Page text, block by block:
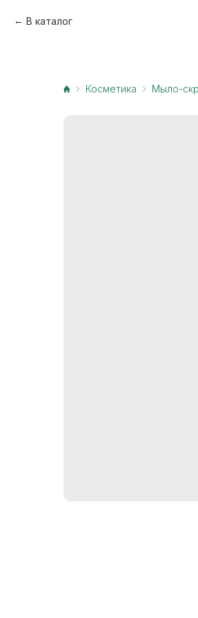
В каталог
Косметика Мыло-